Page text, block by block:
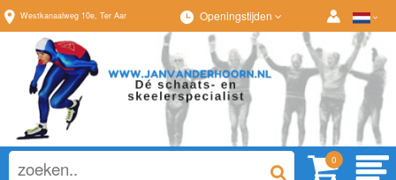
Westkanaalweg 10e, Ter Aar Openingstijden
0